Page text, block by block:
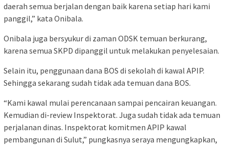
daerah semua berjalan dengan baik karena setiap hari kami
panggil,” kata Onibala.
Onibala juga bersyukur di zaman ODSK temuan berkurang,
karena semua SKPD dipanggil untuk melakukan penyelesaian.
Selain itu, penggunaan dana BOS di sekolah di kawal APIP.
Sehingga sekarang sudah tidak ada temuan dana BOS.
“Kami kawal mulai perencanaan sampai pencairan keuangan.
Kemudian di-review Inspektorat. Juga sudah tidak ada temuan
perjalanan dinas. Inspektorat komitmen APIP kawal
pembangunan di Sulut,” pungkasnya seraya mengungkapkan,